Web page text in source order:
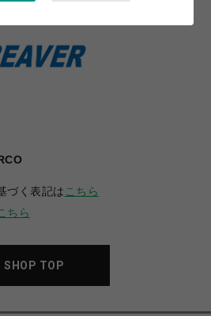
づく表記は こちら
ちら
SHOP TOP